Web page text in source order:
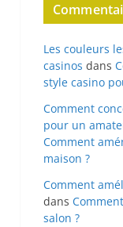
Les couleurs
casinos dans
style casino
Comment
pour un
Comment
maison ?
Comment
dans
salon ?